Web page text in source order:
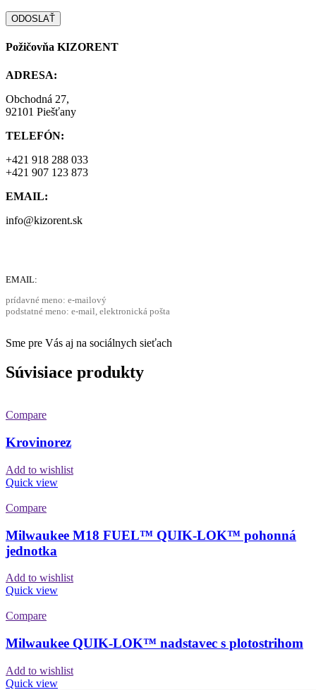
Požičovňa KIZORENT
ADRESA:
Obchodná 27,
92101 Piešťany
TELEFÓN:
+421 918 288 033
+421 907 123 873
EMAIL:
info@kizorent.sk
EMAIL:
prídavné meno: e-mailový
podstatné meno: e-mail, elektronická pošta
Sme pre Vás aj na sociálnych sieťach
Súvisiace produkty
Compare
Krovinorez
Add to wishlist
Quick view
Compare
Milwaukee M18 FUEL™ QUIK-LOK™ pohonná
jednotka
Add to wishlist
Quick view
Compare
Milwaukee QUIK-LOK™ nadstavec s plotostrihom
Add to wishlist
Quick view